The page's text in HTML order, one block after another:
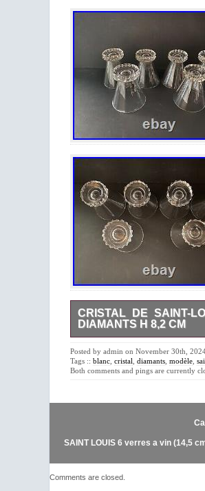
CRISTAL DE SAINT-
DIAMANTS H 8,2 CM
Vers 1930. Hauteur 8,2 cm.
me contacter avant de régler
Posted by admin on November 30th,
Tags :: blanc cristal diamants modèle
Both comments and pings are currently
SAINT LOUIS 6 verres a vin (14,5
Comments are closed.